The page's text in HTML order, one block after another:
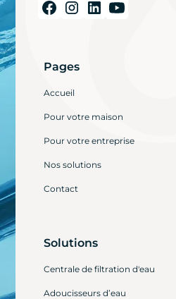
Pages
Accueil
Pour votre maison
Pour votre entreprise
Nos solutions
Contact
Solutions
Centrale de filtration d'eau
Adoucisseurs d’eau